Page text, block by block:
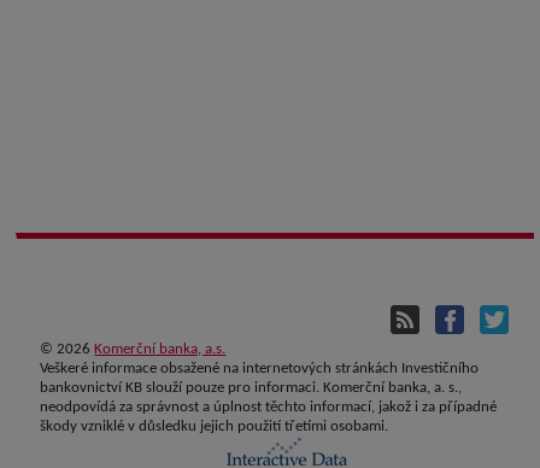
© 2026 Komerční banka, a.s.
Veškeré informace obsažené na internetových stránkách Investičního
bankovnictví KB slouží pouze pro informaci. Komerční banka, a. s.,
neodpovídá za správnost a úplnost těchto informací, jakož i za případné
škody vzniklé v důsledku jejich použití třetími osobami.